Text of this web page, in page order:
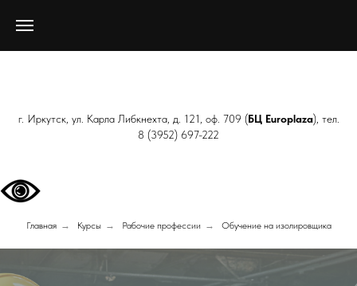
г. Иркутск, ул. Карла Либкнехта, д. 121, оф. 709 (БЦ Europlaza), тел.
8 (3952) 697-222
Главная → Курсы → Рабочие профессии → Обучение на изолировщика